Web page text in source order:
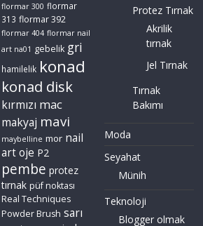
flormar 300 flormar
313 flormar 392
flormar 404 flormar nail
art na01 gebelik gri
hamilelik konad
konad disk
kırmızı mac
makyaj mavi
maybelline mor nail
artoje P2
pembe protez
tırnak püf noktası
Real Techniques
Powder Brush sarı
Protez Tırnak
Akrilik
tırnak
Jel Tırnak
Tırnak
Bakımı
Moda
Seyahat
Münih
Teknoloji
Blogger olmak